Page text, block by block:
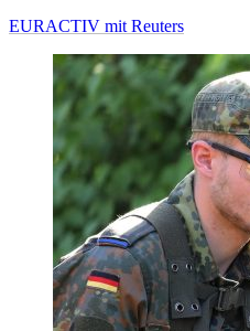
EURACTIV mit Reuters